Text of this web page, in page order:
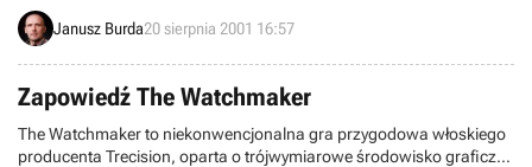
sklepowe w naszym kraju trafiły dziś aż trzy nowe gry i na dodatek
wszystkie w pełni zlokalizowane.
Janusz Burda20 sierpnia 2001 16:57
Zapowiedź The Watchmaker
The Watchmaker to niekonwencjonalna gra przygodowa włoskiego
producenta Trecision, oparta o trójwymiarowe środowisko graficzne